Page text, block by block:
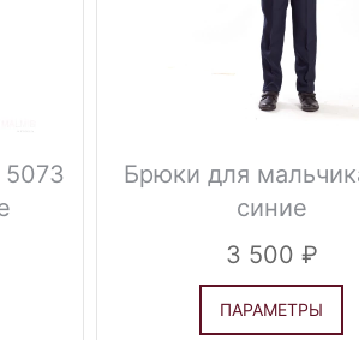
5073
Брюки для
синие
3 500
ПАРАМЕТРЫ